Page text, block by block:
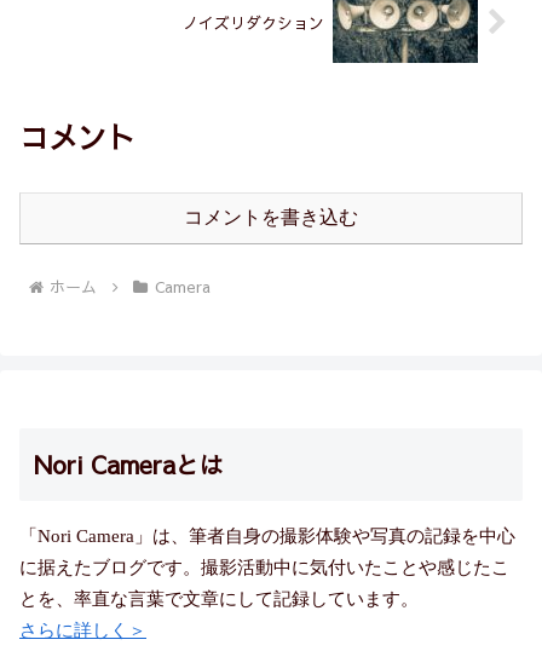
って自分の視点や感性を表現することで、創造性を発揮することがで
きます。写真を撮影することで、自分の世界や物語を表現し、他の人
と共有することができます。自分の感性を恥ずかしがらずに信じるこ
く理解し、愛着を持つことができます。挑戦を通じて成長すること
で、カメラを好きになっています。 結論 カメラを好きになるために
ることができるでしょう。
ノイズリダクション
コメント
コメントを書き込む
ホーム Camera
Nori Cameraとは
「Nori Camera」は、筆者自身の撮影体験や写真の記録を中心
に据えたブログです。撮影活動中に気付いたことや感じたこ
とを、率直な言葉で文章にして記録しています。
さらに詳しく＞